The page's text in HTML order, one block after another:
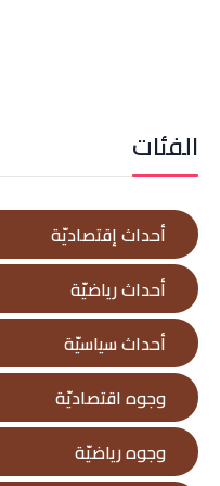
الفئات
أحداث إقتصاديّة
أحداث رياضيّة
أحداث سياسيّة
وجوه اقتصاديّة
وجوه رياضيّة